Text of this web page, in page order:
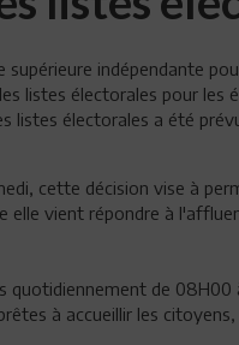
indépendante
listes électorales pour
listes électorales a été
cette décision vise à
vient répondre à
de 08H00
à accueillir les